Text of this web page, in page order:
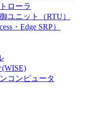
ローラ
ユニット（RTU）
・Edge SRP）
コンピュータ